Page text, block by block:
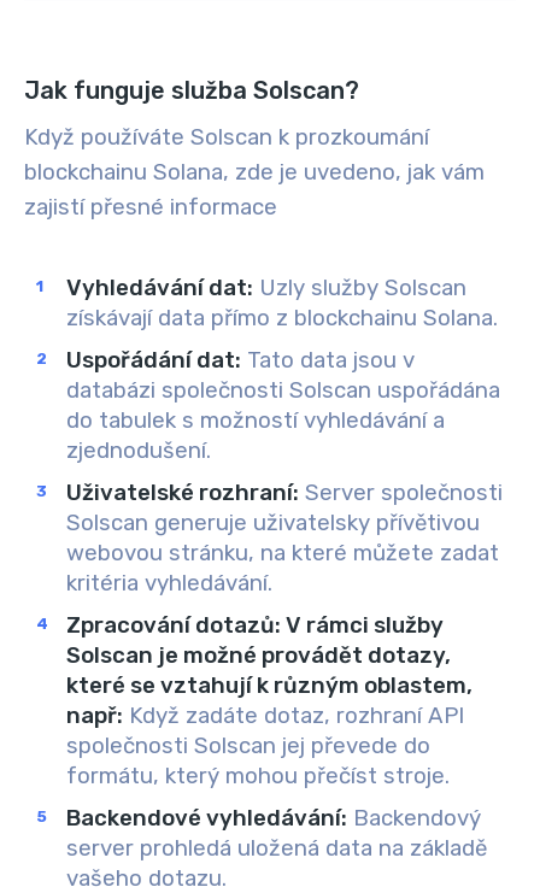
Jak funguje služba Solscan?
Když používáte Solscan k prozkoumání
blockchainu Solana, zde je uvedeno, jak vám
zajistí přesné informace
Vyhledávání dat: Uzly služby Solscan
získávají data přímo z blockchainu Solana.
Uspořádání dat: Tato data jsou v
databázi společnosti Solscan uspořádána
do tabulek s možností vyhledávání a
zjednodušení.
Uživatelské rozhraní: Server společnosti
Solscan generuje uživatelsky přívětivou
webovou stránku, na které můžete zadat
kritéria vyhledávání.
Zpracování dotazů: V rámci služby
Solscan je možné provádět dotazy,
které se vztahují k různým oblastem,
např: Když zadáte dotaz, rozhraní API
společnosti Solscan jej převede do
formátu, který mohou přečíst stroje.
Backendové vyhledávání: Backendový
server prohledá uložená data na základě
vašeho dotazu.